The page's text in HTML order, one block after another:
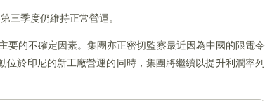
三季度仍維持正常營運。
的不確定因素。集團亦正密切監察最近因為中國的限電令
於印尼的新工廠營運的同時，集團將繼續以提升利潤率列